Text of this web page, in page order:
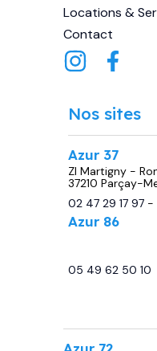
Locations &
Contact
Nos sites
Azur 37
ZI Martigny -
37210 Parçay-
02 47 29 17 97-
Azur 86
05 49 62 50 10